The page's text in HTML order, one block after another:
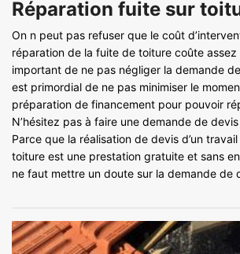
Réparation fuite sur
On n peut pas refuser que le coût
réparation de la fuite de toiture coûte assez
important de ne pas négliger la demande
est primordial de ne pas minimiser le
préparation de financement pour pouvoir
N’hésitez pas à faire une demande de
Parce que la réalisation de devis d’un
toiture est une prestation gratuite et sans
ne faut mettre un doute sur la demande de